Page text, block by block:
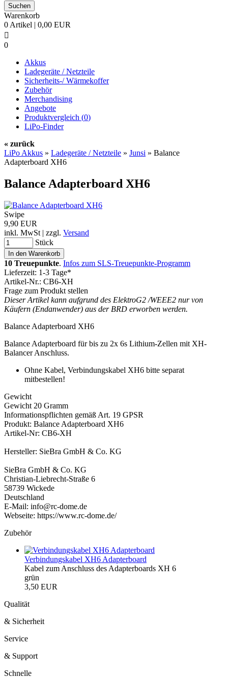
Warenkorb
0 Artikel | 0,00 EUR

0
Akkus
Ladegeräte / Netzteile
Sicherheits-/ Wärmekoffer
Zubehör
Merchandising
Angebote
Produktvergleich (0)
LiPo-Finder
« zurück
LiPo Akkus » Ladegeräte / Netzteile » Junsi » Balance
Adapterboard XH6
Balance Adapterboard XH6
Swipe
9,90 EUR
inkl. MwSt | zzgl. Versand
Stück
10 Treuepunkte. Infos zum SLS-Treuepunkte-Programm
Lieferzeit: 1-3 Tage*
Artikel-Nr.: CB6-XH
Frage zum Produkt stellen
Dieser Artikel kann aufgrund des ElektroG2 /WEEE2 nur von
Käufern (Endanwender) aus der BRD erworben werden.
Balance Adapterboard XH6
Balance Adapterboard für bis zu 2x 6s Lithium-Zellen mit XH-
Balancer Anschluss.
Ohne Kabel, Verbindungskabel XH6 bitte separat
mitbestellen!
Gewicht
Gewicht 20 Gramm
Informationspflichten gemäß Art. 19 GPSR
Produkt: Balance Adapterboard XH6
Artikel-Nr: CB6-XH
Hersteller: SieBra GmbH & Co. KG
SieBra GmbH & Co. KG
Christian-Liebrecht-Straße 6
58739 Wickede
Deutschland
E-Mail: info@rc-dome.de
Webseite: https://www.rc-dome.de/
Zubehör
Verbindungskabel XH6 Adapterboard
Kabel zum Anschluss des Adapterboards XH 6
grün
3,50 EUR
Qualität
& Sicherheit
Service
& Support
Schnelle